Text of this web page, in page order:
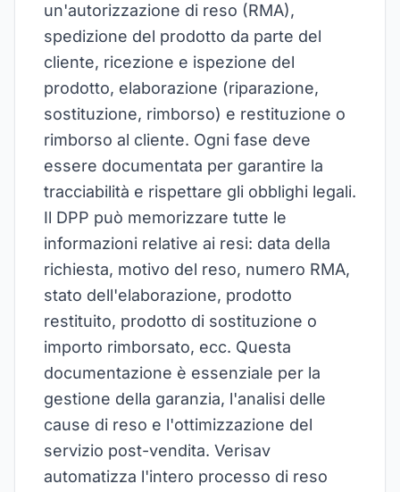
un'autorizzazione di reso (RMA),
spedizione del prodotto da parte del
cliente, ricezione e ispezione del
prodotto, elaborazione (riparazione,
sostituzione, rimborso) e restituzione o
rimborso al cliente. Ogni fase deve
essere documentata per garantire la
tracciabilità e rispettare gli obblighi legali.
Il DPP può memorizzare tutte le
informazioni relative ai resi: data della
richiesta, motivo del reso, numero RMA,
stato dell'elaborazione, prodotto
restituito, prodotto di sostituzione o
importo rimborsato, ecc. Questa
documentazione è essenziale per la
gestione della garanzia, l'analisi delle
cause di reso e l'ottimizzazione del
servizio post-vendita. Verisav
automatizza l'intero processo di reso